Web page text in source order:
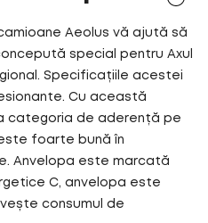
Aeolus vă ajută să
special pentru Axul
Specificațiile acestei
Cu această
categoria de aderență pe
foarte bună în
Anvelopa este marcată
C, anvelopa este
consumul de